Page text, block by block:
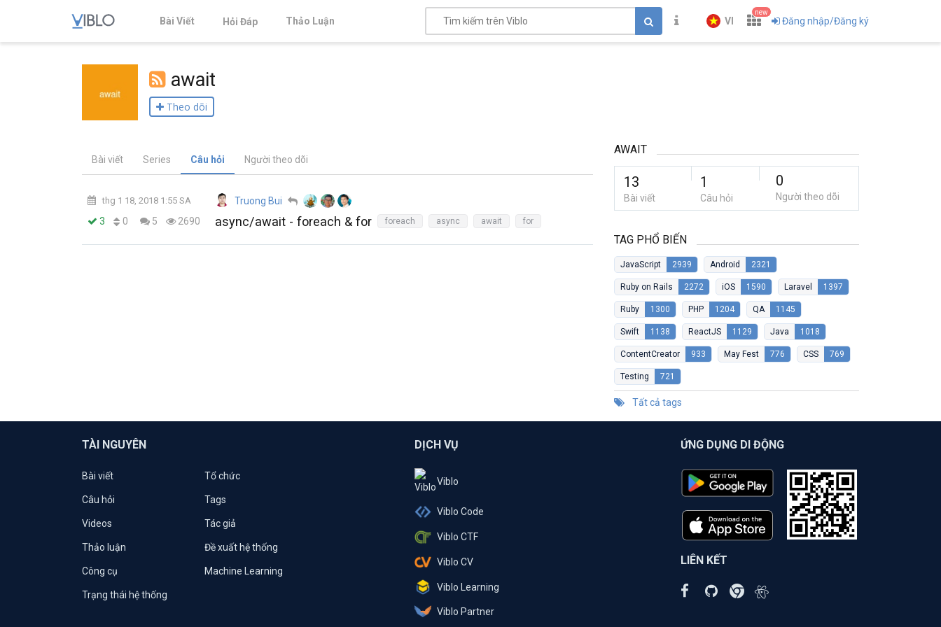
Bài Viết Hỏi Đáp Thảo Luận VI
new
Đăng nhập/Đăng ký
await
Theo dõi
Bài viết Series Câu hỏi Người theo dõi
thg 1 18, 2018 1:55 SA
3 0 5 2690
Truong Bui
async/await - foreach & for foreach async await for
AWAIT
13
Bài viết
1
Câu hỏi
0
Người theo dõi
TAG PHỔ BIẾN
JavaScript 2939 Android 2321
Ruby on Rails 2272 iOS 1590 Laravel 1397
Ruby 1300 PHP 1204 QA 1145
Swift 1138 ReactJS 1129 Java 1018
ContentCreator 933 May Fest 776 CSS 769
Testing 721
Tất cả tags
TÀI NGUYÊN
Bài viết Tổ chức
Câu hỏi Tags
Videos Tác giả
Thảo luận Đề xuất hệ thống
Công cụ Machine Learning
Trạng thái hệ thống
DỊCH VỤ
Viblo
Viblo Code
Viblo CTF
Viblo CV
Viblo Learning
Viblo Partner
ỨNG DỤNG DI ĐỘNG
LIÊN KẾT